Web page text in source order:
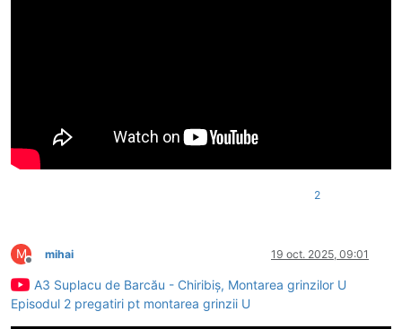
2
M
Deconectat
mihai 19 oct. 2025, 09:01
A3 Suplacu de Barcău - Chiribiș, Montarea grinzilor U
Episodul 2 pregatiri pt montarea grinzii U